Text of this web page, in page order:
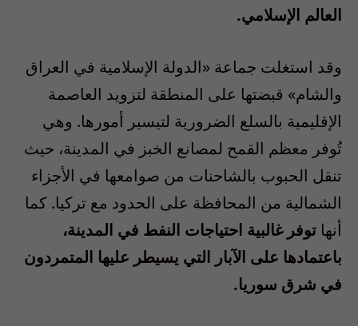
العالم الإسلامي.
وقد استغلت جماعة «الدولة الإسلامية في العراق
والشام» قبضتها على المنطقة لتزويد العاصمة
الإقليمية بالسلع الضرورية لتيسير أمورها. وهي
تُوفر معظم القمح لمصانع الخبز في المدينة، حيث
تنقل الحبوب بالشاحنات من صوامعها في الأجزاء
الشمالية من المحافظة على الحدود مع تركيا. كما
أنها توفر غالبية احتياجات النفط في المدينة،
باعتمادها على الآبار التي يسيطر عليها المتمردون
في شرق سوريا.